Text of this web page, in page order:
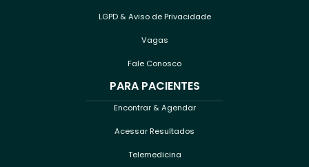
LGPD & Aviso de Privacidade
Vagas
Fale Conosco
PARA PACIENTES
Encontrar & Agendar
Acessar Resultados
Telemedicina